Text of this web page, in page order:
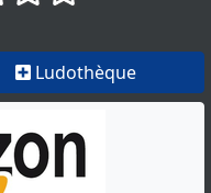
Ludothèque